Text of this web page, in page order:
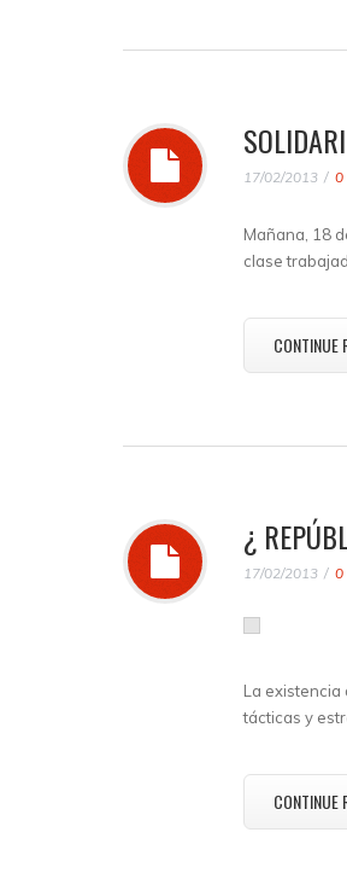
17/02/2013 0
Mañana, 18
clase
CONTINUE
¿
17/02/2013 0
La existencia
tácticas y
CONTINUE